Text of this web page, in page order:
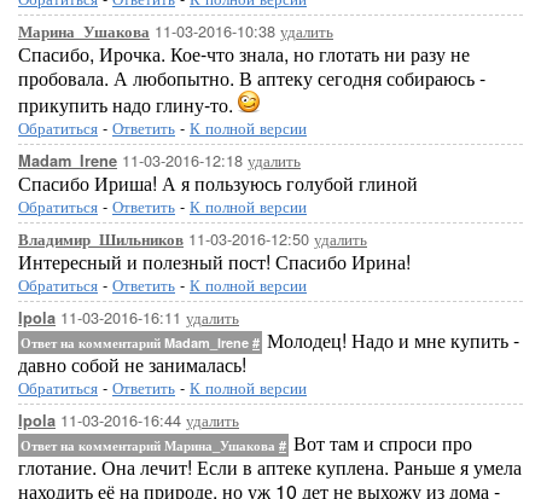
Марина_Ушакова 11-03-2016-10:38 удалить
Спасибо, Ирочка. Кое-что знала, но глотать ни разу не
пробовала. А любопытно. В аптеку сегодня собираюсь -
прикупить надо глину-то.
Обратиться - Ответить - К полной версии
Madam_Irene 11-03-2016-12:18 удалить
Спасибо Ириша! А я пользуюсь голубой глиной
Обратиться - Ответить - К полной версии
Владимир_Шильников 11-03-2016-12:50 удалить
Интересный и полезный пост! Спасибо Ирина!
Обратиться - Ответить - К полной версии
Ipola 11-03-2016-16:11 удалить
Ответ на комментарий Madam_Irene # Молодец! Надо и мне купить -
давно собой не занималась!
Обратиться - Ответить - К полной версии
Ipola 11-03-2016-16:44 удалить
Ответ на комментарий Марина_Ушакова # Вот там и спроси про
глотание. Она лечит! Если в аптеке куплена. Раньше я умела
находить её на природе, но уж 10 дет не выхожу из дома -